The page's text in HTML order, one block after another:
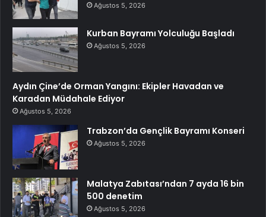
Ağustos 5, 2026
Kurban Bayramı Yolculuğu Başladı
Ağustos 5, 2026
Aydın Çine’de Orman Yangını: Ekipler Havadan ve
Karadan Müdahale Ediyor
Ağustos 5, 2026
Trabzon’da Gençlik Bayramı Konseri
Ağustos 5, 2026
Malatya Zabıtası’ndan 7 ayda 16 bin
500 denetim
Ağustos 5, 2026